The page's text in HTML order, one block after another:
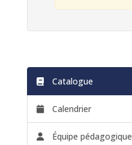
Catalogue
Calendrier
Équipe pédagogique